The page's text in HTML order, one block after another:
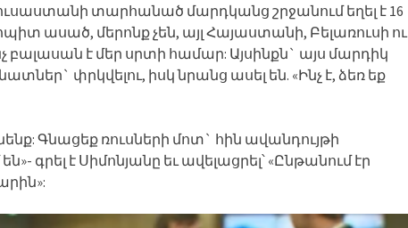
տարհանած մարդկանց շրջանում եղել է 16
ասած, մերոնք չեն, այլ Հայաստանի, Բելառուսի ու
է մեր սրտի համար: Այսինքն` այս մարդիկ
փրկվելու, իսկ նրանց ասել են. «Ինչ է, ձեռ եք
Գնացեք ռուսների մոտ` հին ավանդույթի
գրել է Սիմոնյանը եւ ավելացրել՝ «Ընթանում էր